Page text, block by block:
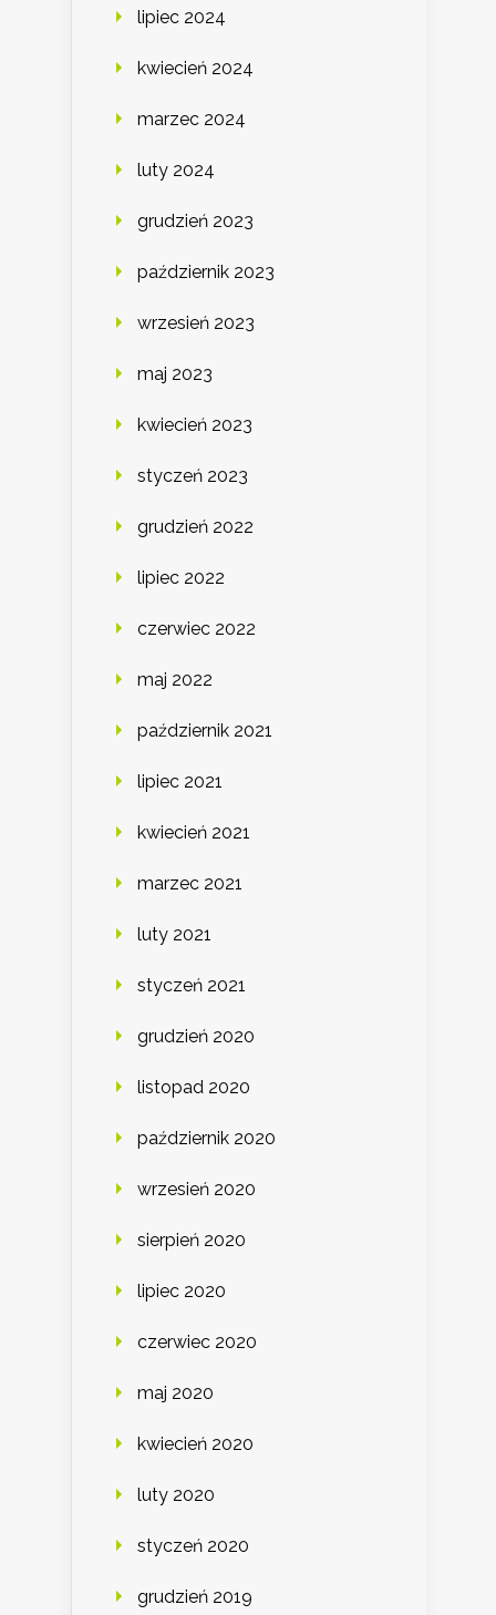
lipiec 2024
kwiecień 2024
marzec 2024
luty 2024
grudzień 2023
październik 2023
wrzesień 2023
maj 2023
kwiecień 2023
styczeń 2023
grudzień 2022
lipiec 2022
czerwiec 2022
maj 2022
październik 2021
lipiec 2021
kwiecień 2021
marzec 2021
luty 2021
styczeń 2021
grudzień 2020
listopad 2020
październik 2020
wrzesień 2020
sierpień 2020
lipiec 2020
czerwiec 2020
maj 2020
kwiecień 2020
luty 2020
styczeń 2020
grudzień 2019